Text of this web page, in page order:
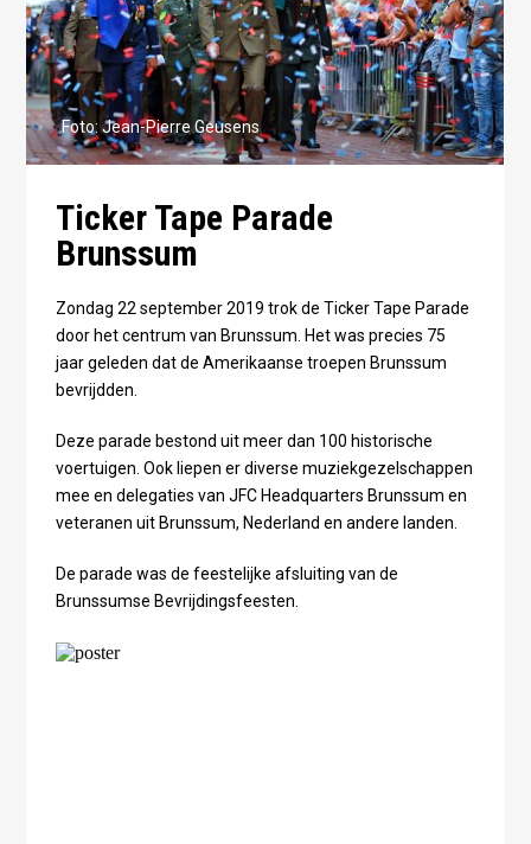
Foto: Jean-Pierre Geusens
Ticker Tape Parade
Brunssum
Zondag 22 september 2019 trok de Ticker Tape Parade
door het centrum van Brunssum. Het was precies 75
jaar geleden dat de Amerikaanse troepen Brunssum
bevrijdden.
Deze parade bestond uit meer dan 100 historische
voertuigen. Ook liepen er diverse muziekgezelschappen
mee en delegaties van JFC Headquarters Brunssum en
veteranen uit Brunssum, Nederland en andere landen.
De parade was de feestelijke afsluiting van de
Brunssumse Bevrijdingsfeesten.